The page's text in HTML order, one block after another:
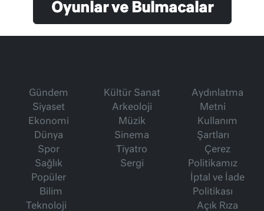
Oyunlar ve Bulmacalar
Gündem
Siyaset
Ekonomi
Dünya
Spor
Sağlık
Popüler
Bilim
Teknoloji
Kültür Sanat
Arkeoloji
Müzik
Sinema
Tiyatro
Sergi
Aydınlatma
Metni
Kullanım
Şartları
Çerez
Politikamız
İptal ve İade
Politikası
Açık Rıza